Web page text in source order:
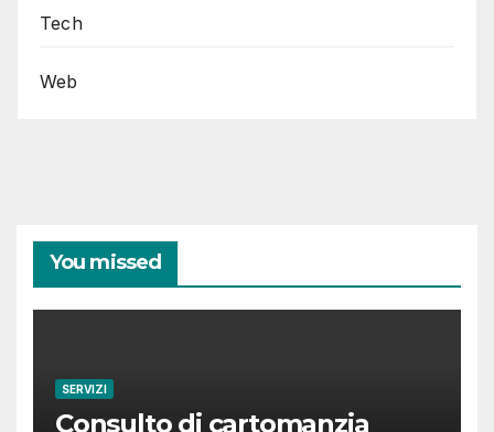
Tech
Web
You missed
SERVIZI
Consulto di cartomanzia